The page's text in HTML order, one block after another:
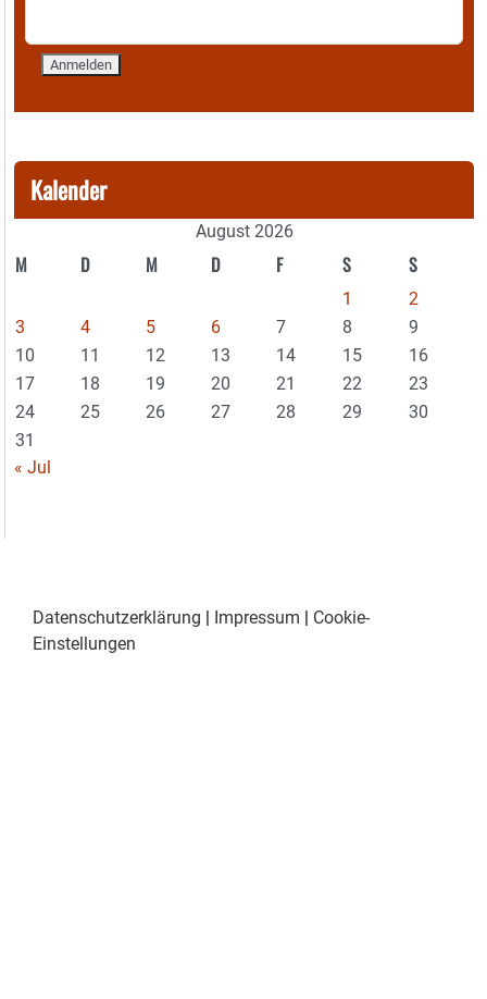
Kalender
August 2026
M D M D F S S
1
2
3
4 5 6 7 8
9
10
11 12 13 14 15
16
17
18 19 20 21 22
23
24
25 26 27 28 29
30
31
« Jul
Datenschutzerklärung Impressum
Cookie-
Einstellungen